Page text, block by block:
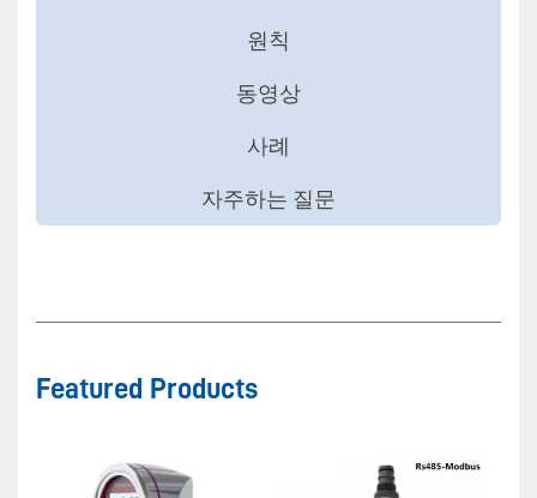
원칙
동영상
사례
자주하는 질문
Featured Products